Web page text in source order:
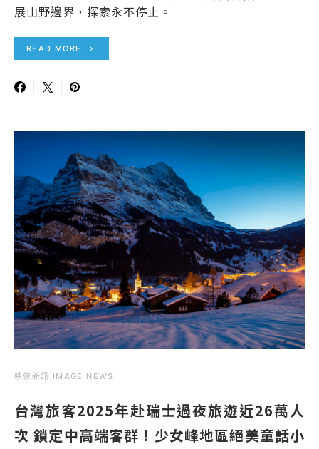
展山野邊界，探索永不停止。
READ MORE
映像新訊 IMAGE NEWS
台灣旅客2025年赴瑞士過夜旅遊近26萬人
次 鎖定中高端客群！少女峰地區絕美童話小